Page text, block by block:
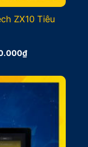
ZX10 Tiêu
₫Giá
là:
8.900.000₫.